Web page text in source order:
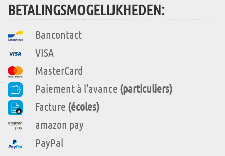
BETALINGSMOGELIJKHEDEN:
Bancontact
VISA
MasterCard
Paiement à l'avance (particuliers)
Facture (écoles)
amazon pay
PayPal